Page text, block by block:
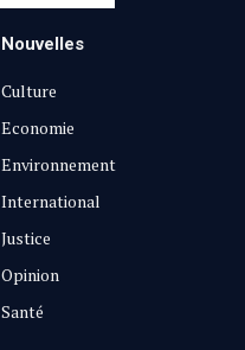
Nouvelles
Culture
Economie
Environnement
International
Justice
Opinion
Santé